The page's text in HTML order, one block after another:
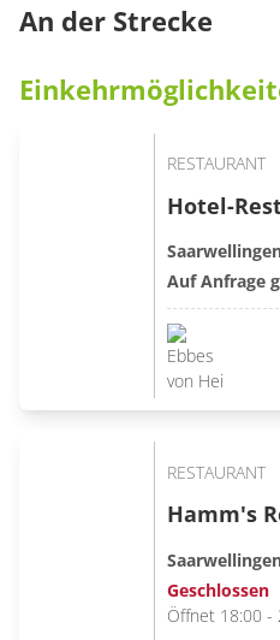
An der Strecke
RESTAURANT
Hotel-
Auf Anfrage
RESTAURANT
Hamm's
Geschlossen
Öffnet 18:00 -